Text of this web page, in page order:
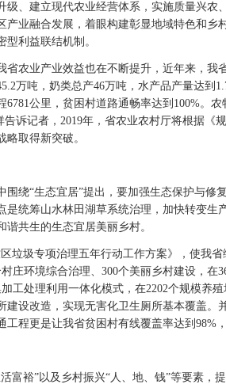
级、建立现代农业经营体系，实施质量兴农
产业融合发展，着眼构建彰显地域特色和乡
利益联结机制。
业产业效益也在不断提升，近年来，我省
万吨，奶类总产46万吨，水产品产量达到
6781公里，贫困村道路通畅率达到100%。
诉记者，2019年，省农业农村厅将根据《
略取得新突破。
绕“生态宜居”提出，要加强生态保护与修
是统筹山水林田湖草系统治理，加快转变生
共生的生态宜居美丽乡村。
圾专项治理五年行动工作方案》，使我省
庄环境综合治理、300个美丽乡村建设，在
工处理利用一体化模式，在2202个规模养
建设改造，实现无害化卫生厕所基本覆盖。
程更是让我省贫困村有线覆盖率达到98%
裕”以及乡村振兴“人、地、钱”等要素，